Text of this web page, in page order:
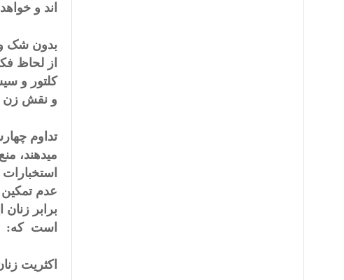
اند و
بدون شک و
از لحاظ
کلتور و
و نقش زن
تداوم
میدهند،
عدم
برابر
است که:
اکثریت